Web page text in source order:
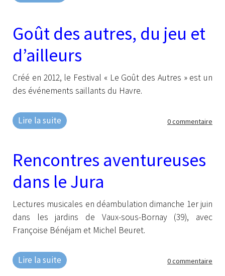
Goût des autres, du jeu et
d’ailleurs
Créé en 2012, le Festival « Le Goût des Autres » est un
des événements saillants du Havre.
Lire la suite 0 commentaire
Rencontres aventureuses
dans le Jura
Lectures musicales en déambulation dimanche 1er juin
dans les jardins de Vaux-sous-Bornay (39), avec
Françoise Bénéjam et Michel Beuret.
Lire la suite 0 commentaire